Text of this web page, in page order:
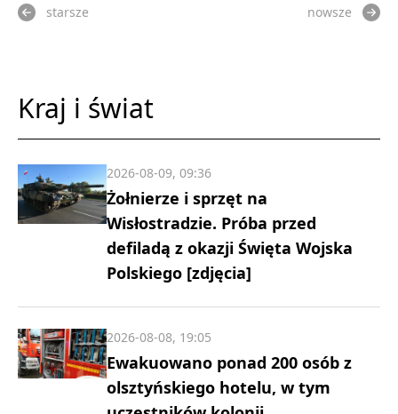
starsze nowsze
Kraj i świat
Żołnierze i sprzęt na
Wisłostradzie. Próba przed
defiladą z okazji Święta Wojska
Polskiego [zdjęcia]
2026-08-09, 09:36
Ewakuowano ponad 200 osób z
olsztyńskiego hotelu, w tym
2026-08-08, 19:05